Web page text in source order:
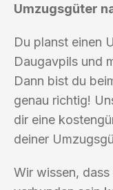
Umzugsgüter
Du planst einen
Daugavpils und
Dann bist du
genau richtig!
dir eine
deiner
Wir wissen,